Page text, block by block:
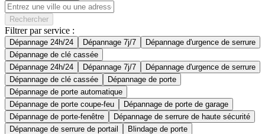
Rechercher
Filtrer par service :
Dépannage 24h/24 Dépannage 7j/7
Dépannage d'urgence de serrure
Dépannage de clé cassée
Dépannage 24h/24
Dépannage 7j/7
Dépannage d'urgence de serrure
Dépannage de clé cassée
Dépannage de porte
Dépannage de porte automatique
Dépannage de porte coupe-feu
Dépannage de porte de garage
Dépannage de porte-fenêtre
Dépannage de serrure de haute sécurité
Dépannage de serrure de portail
Blindage de porte